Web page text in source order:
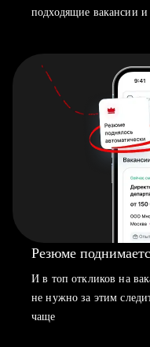
подходящие вакансии
Резюме
И в топ откликов на
не нужно за этим
чаще